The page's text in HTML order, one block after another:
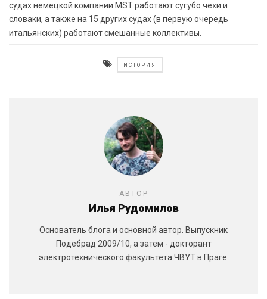
судах немецкой компании MST работают сугубо чехи и
словаки, а также на 15 других судах (в первую очередь
итальянских) работают смешанные коллективы.
ИСТОРИЯ
АВТОР
Илья Рудомилов
Основатель блога и основной автор. Выпускник
Подебрад 2009/10, а затем - докторант
электротехнического факультета ЧВУТ в Праге.